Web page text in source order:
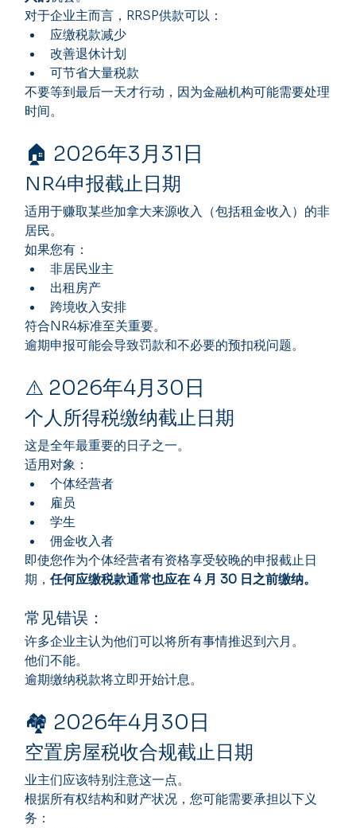
对于企业主而言，RRSP供款可以：
应缴税款减少
改善退休计划
可节省大量税款
不要等到最后一天才行动，因为金融机构可能需要处理
时间。
🏠 2026年3月31日
NR4申报截止日期
适用于赚取某些加拿大来源收入（包括租金收入）的非
居民。
如果您有：
非居民业主
出租房产
跨境收入安排
符合NR4标准至关重要。
逾期申报可能会导致罚款和不必要的预扣税问题。
⚠️ 2026年4月30日
个人所得税缴纳截止日期
这是全年最重要的日子之一。
适用对象：
个体经营者
雇员
学生
佣金收入者
即使您作为个体经营者有资格享受较晚的申报截止日
期，任何应缴税款通常也应在 4 月 30 日之前缴纳。
常见错误：
许多企业主认为他们可以将所有事情推迟到六月。
他们不能。
逾期缴纳税款将立即开始计息。
🏘️ 2026年4月30日
空置房屋税收合规截止日期
业主们应该特别注意这一点。
根据所有权结构和财产状况，您可能需要承担以下义
务：